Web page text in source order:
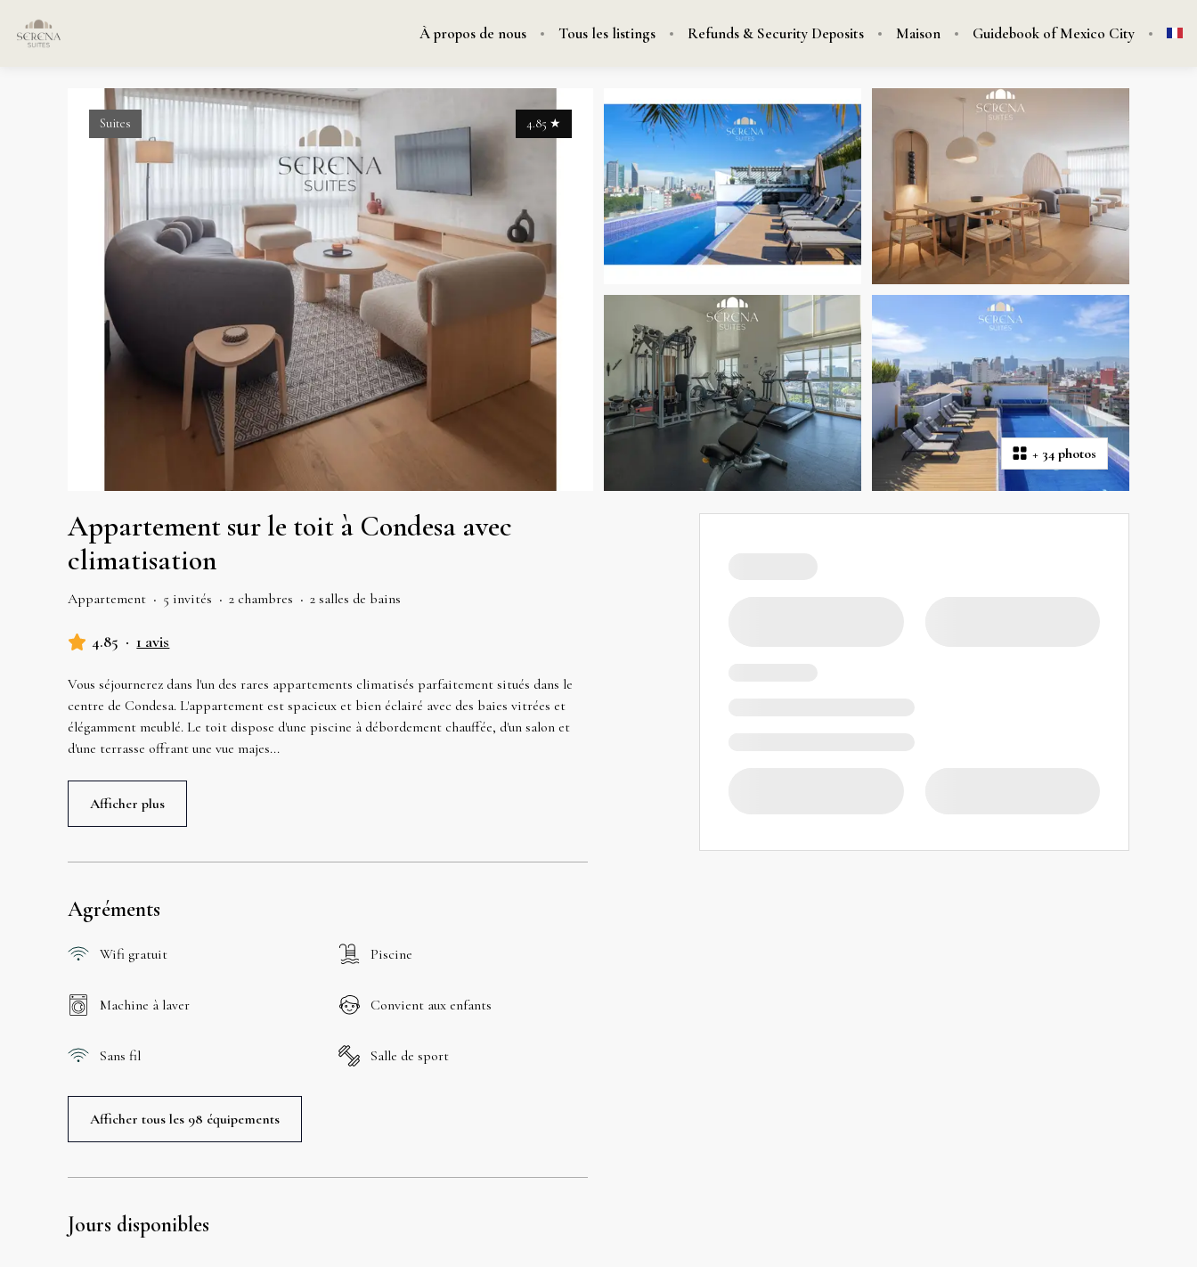
À propos de nous Tous les listings Refunds & Security Deposits Maison Guidebook of Mexico City
+ 34 photos
4.85 ★
Suites
Appartement sur le toit à Condesa avec
climatisation
Appartement · 5 invités · 2 chambres · 2 salles de bains
4.85 · 1 avis
Vous séjournerez dans l'un des rares appartements climatisés parfaitement situés dans le
centre de Condesa. L'appartement est spacieux et bien éclairé avec des baies vitrées et
élégamment meublé. Le toit dispose d'une piscine à débordement chauffée, d'un salon et
d'une terrasse offrant une vue majes...
Afficher plus
Agréments
Wifi gratuit Piscine
Machine à laver Convient aux enfants
Sans fil Salle de sport
Afficher tous les 98 équipements
Jours disponibles